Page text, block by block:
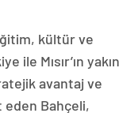
kültür ve
ile Mısır’ın yakın
avantaj ve
eden Bahçeli,